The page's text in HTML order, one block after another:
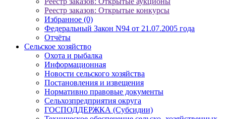
Реестр заказов: Открытые конкурсы
Избранное (0)
Федеральный Закон N94 от 21.07.2005 года
Отчёты
Сельское хозяйство
Охота и рыбалка
Информационная
Новости сельского хозяйства
Постановления и извещения
Нормативно правовые документы
Сельхозпредприятия округа
ГОСПОДДЕРЖКА (Субсидии)